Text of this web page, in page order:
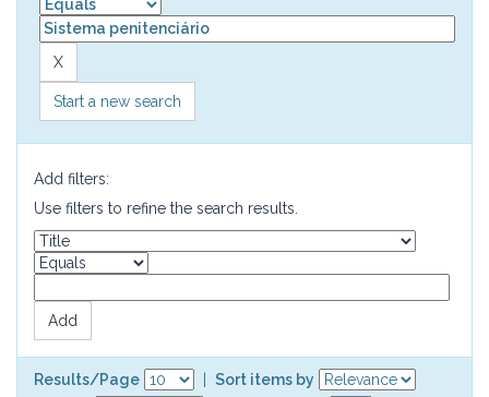
Start a new search
Add filters:
Use filters to refine the search results.
Results/Page
Sort items by